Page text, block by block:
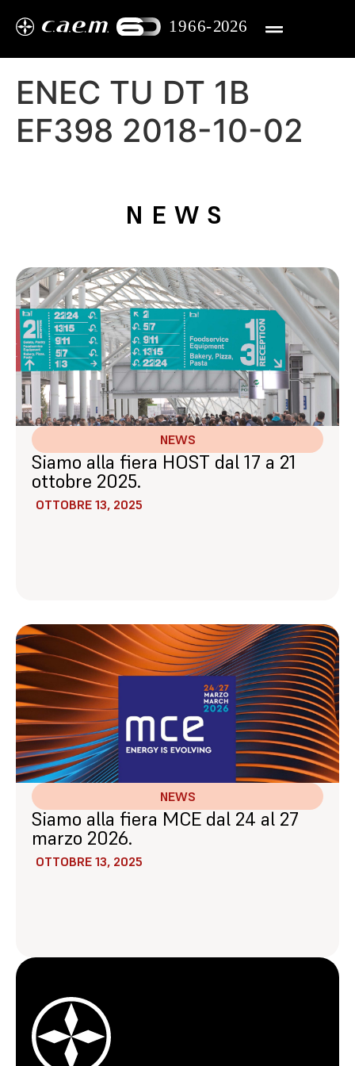
ENEC TU DT 1B
EF398 2018-10-02​
NEWS
NEWS
Siamo alla fiera HOST dal 17 a 21
ottobre 2025.
OTTOBRE 13, 2025
NEWS
Siamo alla fiera MCE dal 24 al 27
marzo 2026.
OTTOBRE 13, 2025